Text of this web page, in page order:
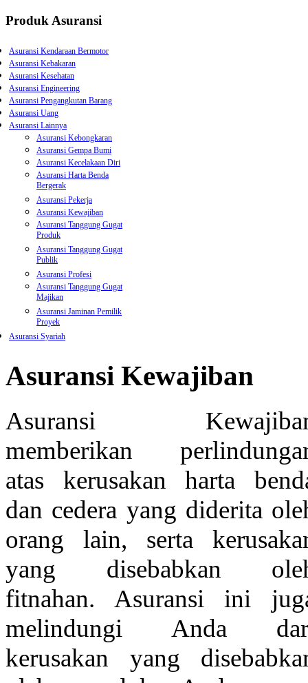
Produk Asuransi
Asuransi Kendaraan Bermotor
Asuransi Kebakaran
Asuransi Kesehatan
Asuransi Engineering
Asuransi Pengangkutan Barang
Asuransi Uang
Asuransi Lainnya
Asuransi Kebongkaran
Asuransi Gempa Bumi
Asuransi Kecelakaan Diri
Asuransi Harta Benda
Bergerak
Asuransi Pekerja
Asuransi Kewajiban
Asuransi Tanggung Gugat
Produk
Asuransi Tanggung Gugat
Publik
Asuransi Profesi
Asuransi Tanggung Gugat
Majikan
Asuransi Jaminan Pemilik
Proyek
Asuransi Syariah
Asuransi Kewajiban
Asuransi
memberikan
atas kerusakan harta
dan cedera yang diderita
orang lain, serta
yang disebabkan
fitnahan. Asuransi ini
melindungi Anda
kerusakan yang